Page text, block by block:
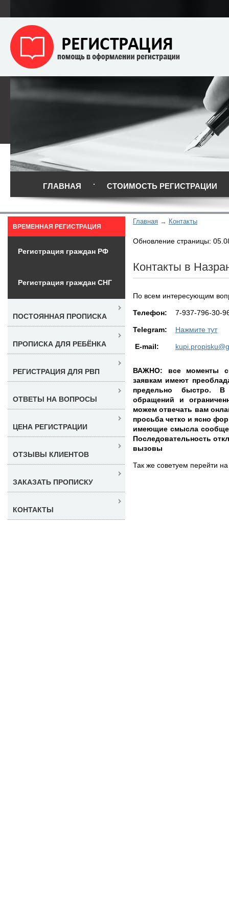
ГЛАВНАЯ СТОИМОСТЬ РЕГИСТРАЦИИ
Главная Контакты
Обновление страницы:
Контакты в
По всем интересующим
Teлефон: 7-937-796-30-
Telegram: Нажмите тут
E-mail:
ВАЖНО: все моменты
заявкам имеют
предельно быстро.
обращений и
можем отвечать вам
просьба четко и ясно
имеющие смысла
Последовательность
вызовы
Так же советуем перейти
ВРЕМЕННАЯ РЕГИСТРАЦИЯ
Регистрация граждан РФ
Регистрация граждан СНГ
ПОСТОЯННАЯ ПРОПИСКА
ПРОПИСКА ДЛЯ РЕБЁНКА
РЕГИСТРАЦИЯ ДЛЯ РВП
ОТВЕТЫ НА ВОПРОСЫ
ЦЕНА РЕГИСТРАЦИИ
ОТЗЫВЫ КЛИЕНТОВ
ЗАКАЗАТЬ ПРОПИСКУ
КОНТАКТЫ